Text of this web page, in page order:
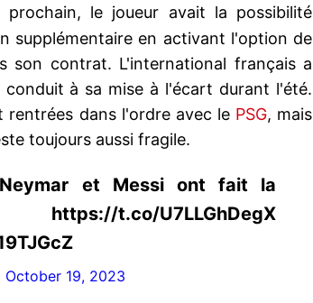
prochain, le joueur avait la possibilité
supplémentaire en activant l'option de
son contrat. L'international français a
à sa mise à l'écart durant l'été.
rentrées dans l'ordre avec le PSG, mais
toujours aussi fragile.
et Messi ont fait la
t.co/U7LLGhDegX
October 19, 2023